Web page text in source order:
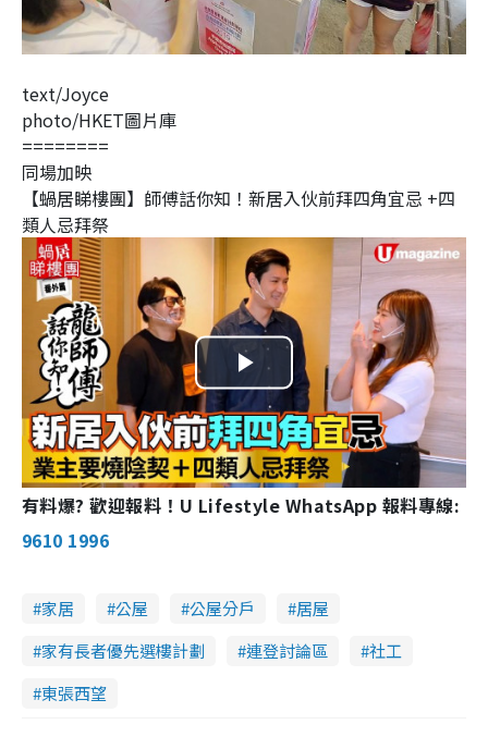
text/Joyce
photo/HKET圖片庫
========
同場加映
【蝸居睇樓團】師傅話你知！新居入伙前拜四角宜忌 +四
類人忌拜祭
Play
Video
有料爆? 歡迎報料！U Lifestyle WhatsApp 報料專線:
9610 1996
家居 公屋 公屋分戶
居屋
家有長者優先選樓計劃
連登討論區
社工
東張西望